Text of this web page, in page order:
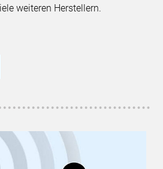
weiteren Herstellern.